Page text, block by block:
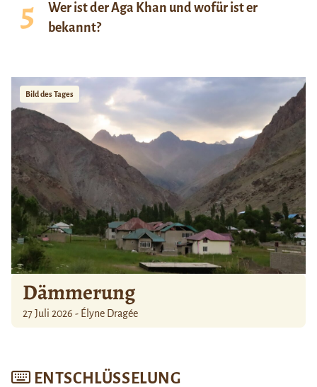
Wer ist der Aga Khan und wofür ist er
bekannt?
Bild des Tages
Dämmerung
27 Juli 2026 - Élyne Dragée
ENTSCHLÜSSELUNG